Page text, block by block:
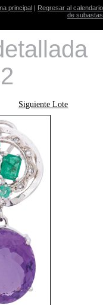
principal | Regresar al calendario
de subastas
Siguiente Lote